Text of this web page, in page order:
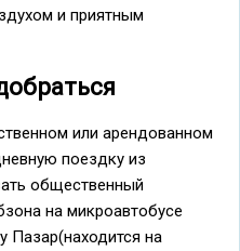
и приятным
или арендованном
поездку из
общественный
на микроавтобусе
Пазар(находится на